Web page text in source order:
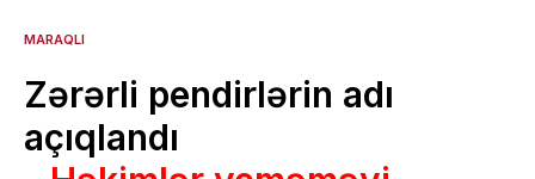
MARAQLI
Zərərli pendirlərin adı
açıqlandı